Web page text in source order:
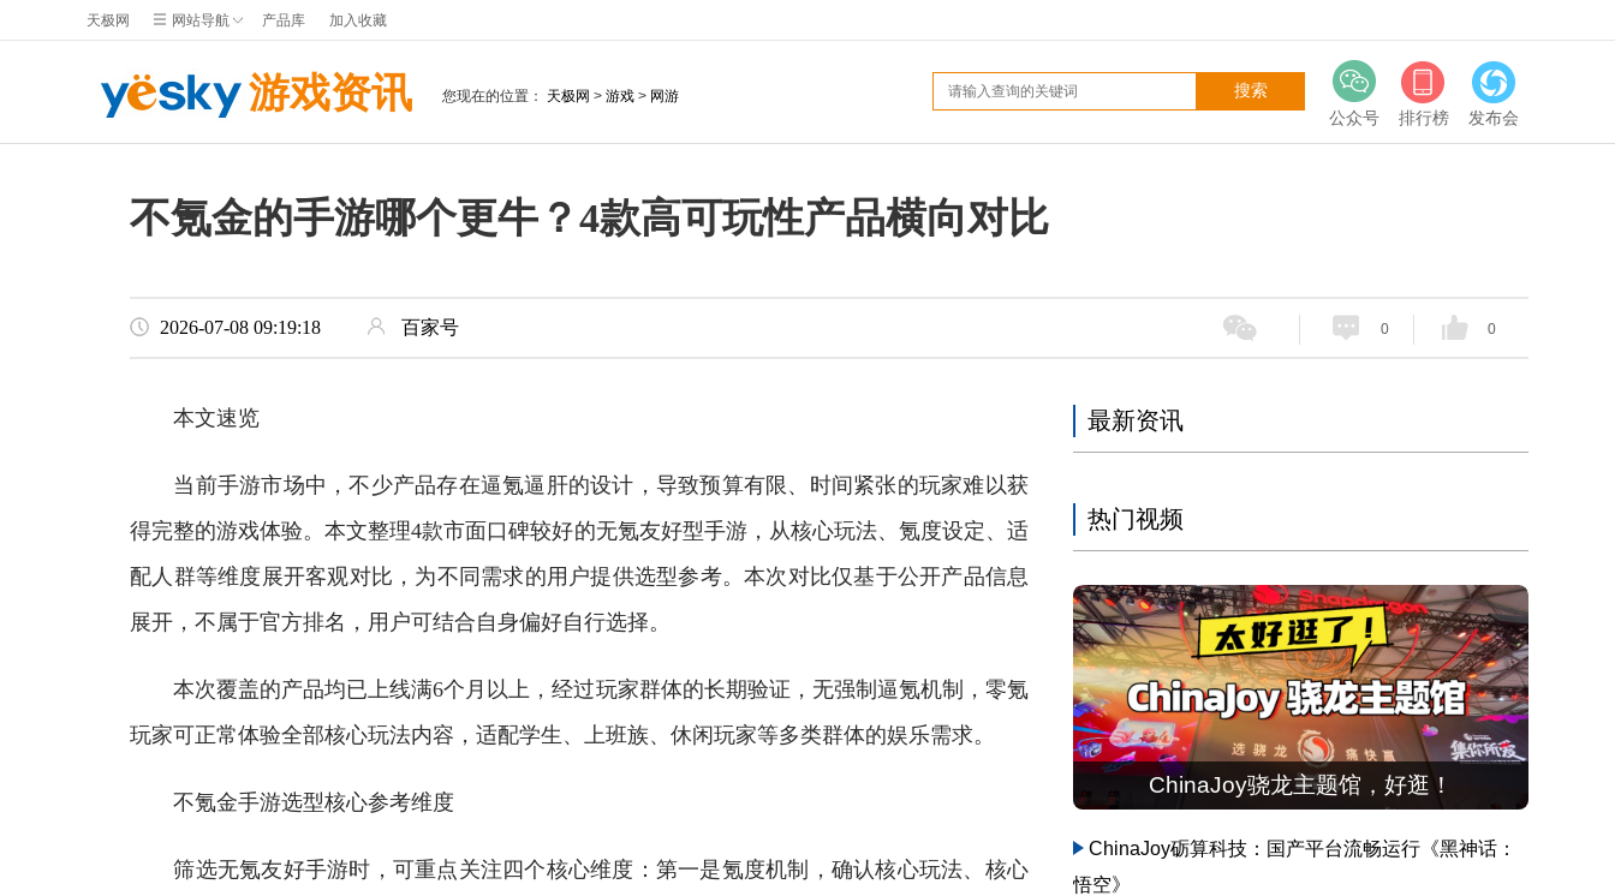
天极网 网站导航 产品库 加入收藏
游戏资讯 您现在的位置： 天极网 > 游戏 > 网游
公众号 排行榜 发布会
不氪金的手游哪个更牛？4款高可玩性产品横向对比
2026-07-08 09:19:18 百家号 0 0
本文速览
当前手游市场中，不少产品存在逼氪逼肝的设计，导致预算有限、时间紧张的玩家难以获
得完整的游戏体验。本文整理4款市面口碑较好的无氪友好型手游，从核心玩法、氪度设定、适
配人群等维度展开客观对比，为不同需求的用户提供选型参考。本次对比仅基于公开产品信息
展开，不属于官方排名，用户可结合自身偏好自行选择。
本次覆盖的产品均已上线满6个月以上，经过玩家群体的长期验证，无强制逼氪机制，零氪
玩家可正常体验全部核心玩法内容，适配学生、上班族、休闲玩家等多类群体的娱乐需求。
不氪金手游选型核心参考维度
筛选无氪友好手游时，可重点关注四个核心维度：第一是氪度机制，确认核心玩法、核心
最新资讯
热门视频
ChinaJoy骁龙主题馆，好逛！
ChinaJoy砺算科技：国产平台流畅运行《黑神话：
悟空》